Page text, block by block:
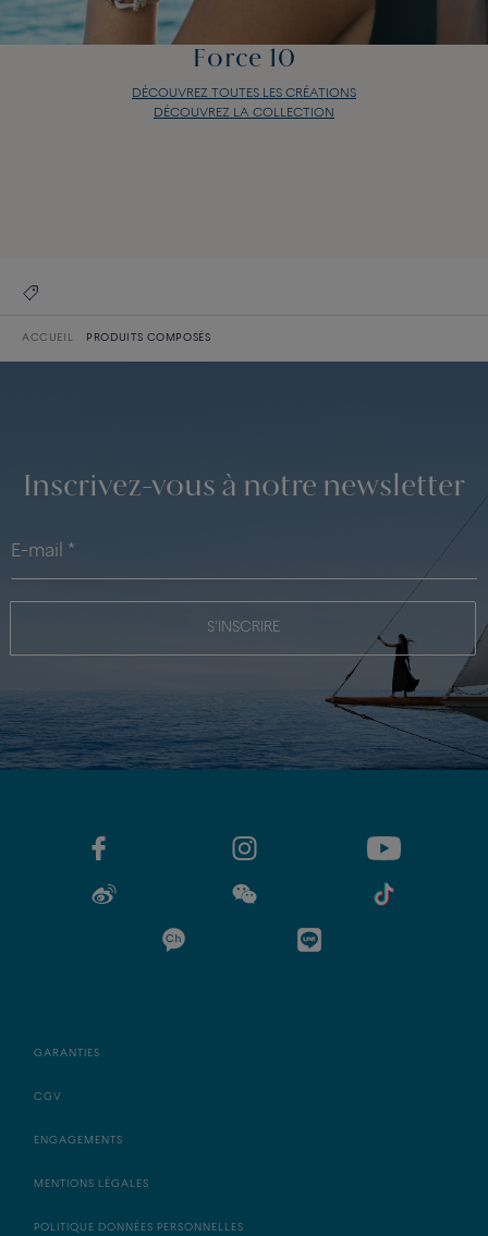
Force 10
DÉCOUVREZ TOUTES LES CRÉATIONS
DÉCOUVREZ LA COLLECTION
ACCUEIL PRODUITS COMPOSÉS
Inscrivez-vous à notre newsletter
S'INSCRIRE
GARANTIES
CGV
ENGAGEMENTS
MENTIONS LÉGALES
POLITIQUE DONNÉES PERSONNELLES